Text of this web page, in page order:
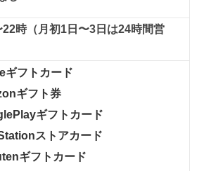
22時（月初1日〜3日は24時間営
ギフトカード
ギフト券
ギフトカード
ストアカード
ギフトカード